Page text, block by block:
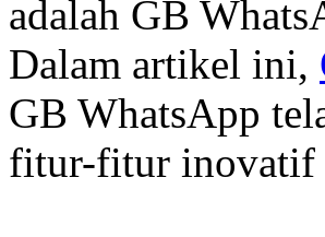
adalah GB
Dalam artikel ini,
GB WhatsApp
fitur-fitur inovatif